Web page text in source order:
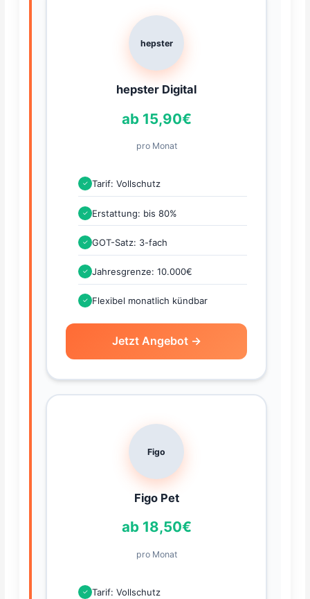
hepster
hepster Digital
ab 15,90€
pro Monat
✓ Tarif: Vollschutz
✓ Erstattung: bis 80%
✓ GOT-Satz: 3-fach
✓ Jahresgrenze: 10.000€
✓ Flexibel monatlich kündbar
Jetzt Angebot →
Figo
Figo Pet
ab 18,50€
pro Monat
✓ Tarif: Vollschutz